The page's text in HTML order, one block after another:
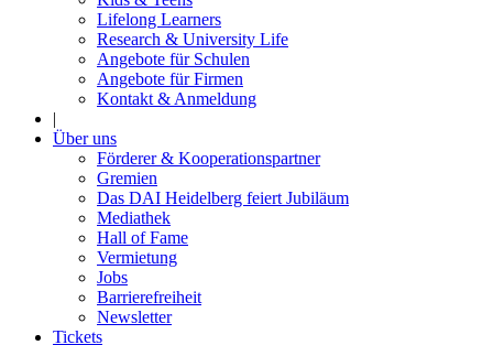
Lifelong Learners
Research & University Life
Angebote für Schulen
Angebote für Firmen
Kontakt & Anmeldung
|
Über uns
Förderer & Kooperationspartner
Gremien
Das DAI Heidelberg feiert Jubiläum
Mediathek
Hall of Fame
Vermietung
Jobs
Barrierefreiheit
Newsletter
Tickets